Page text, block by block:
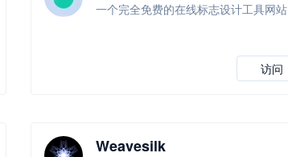
一个完全免费的在线标志设计工具网站
访问
Weavesilk